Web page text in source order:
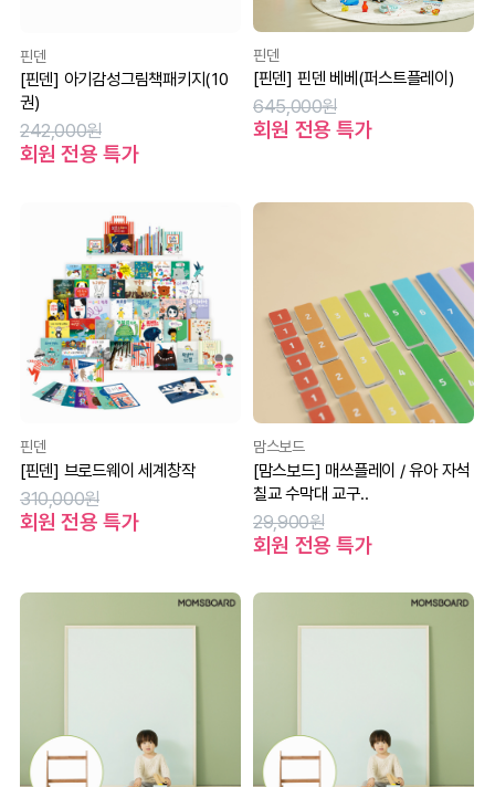
핀덴
[핀덴] 아기감성그림책패키지(10
권)
242,000원
회원 전용 특가
핀덴
[핀덴] 핀덴 베베(퍼스트플레이)
645,000원
회원 전용 특가
핀덴
[핀덴] 브로드웨이 세계창작
310,000원
회원 전용 특가
맘스보드
[맘스보드] 매쓰플레이 / 유아 자석
칠교 수막대 교구..
29,900원
회원 전용 특가